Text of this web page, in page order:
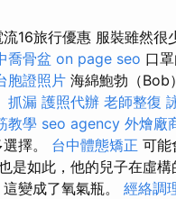
16旅行優惠 服裝雖然
喬骨盆 on page seo 口
胞證照片 海綿鮑勃（Bob
抓漏 護照代辦 老師整復
教學 seo agency 外燴廠
擇。 台中體態矯正 可能
是如此，他的兒子在虛構
變成了氧氣瓶。 經絡調